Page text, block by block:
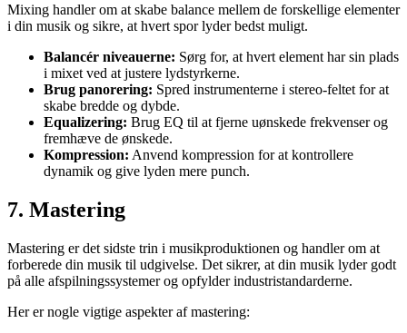
Mixing handler om at skabe balance mellem de forskellige elementer
i din musik og sikre, at hvert spor lyder bedst muligt.
Balancér niveauerne: Sørg for, at hvert element har sin plads
i mixet ved at justere lydstyrkerne.
Brug panorering: Spred instrumenterne i stereo-feltet for at
skabe bredde og dybde.
Equalizering: Brug EQ til at fjerne uønskede frekvenser og
fremhæve de ønskede.
Kompression: Anvend kompression for at kontrollere
dynamik og give lyden mere punch.
7. Mastering
Mastering er det sidste trin i musikproduktionen og handler om at
forberede din musik til udgivelse. Det sikrer, at din musik lyder godt
på alle afspilningssystemer og opfylder industristandarderne.
Her er nogle vigtige aspekter af mastering: